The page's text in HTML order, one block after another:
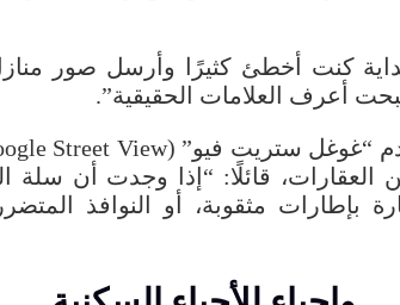
كنت أخطئ كثيرًا وأرسل صور
أعرف العلامات الحقيقية”.
“غوغل ستريت فيو” (
Street View
العقارات، قائلًا: “ إذا وجدت أن سلة
بإطارات مثقوبة، أو النوافذ